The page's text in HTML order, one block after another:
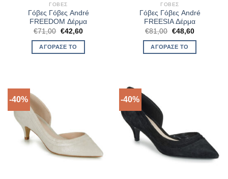
ΓΌΒΕΣ
Γόβες Γόβες André
FREEDOM Δέρμα
€71,00 Original
was:
€71,00.
€42,60Η
ΑΓΌΡΑΣΈ ΤΟ
ΓΌΒΕΣ
Γόβες Γόβες André
FREESIA Δέρμα
€81,00 Original
was:
€81,00.
€48,60Η
ΑΓΌΡΑΣΈ ΤΟ
-40% -40%